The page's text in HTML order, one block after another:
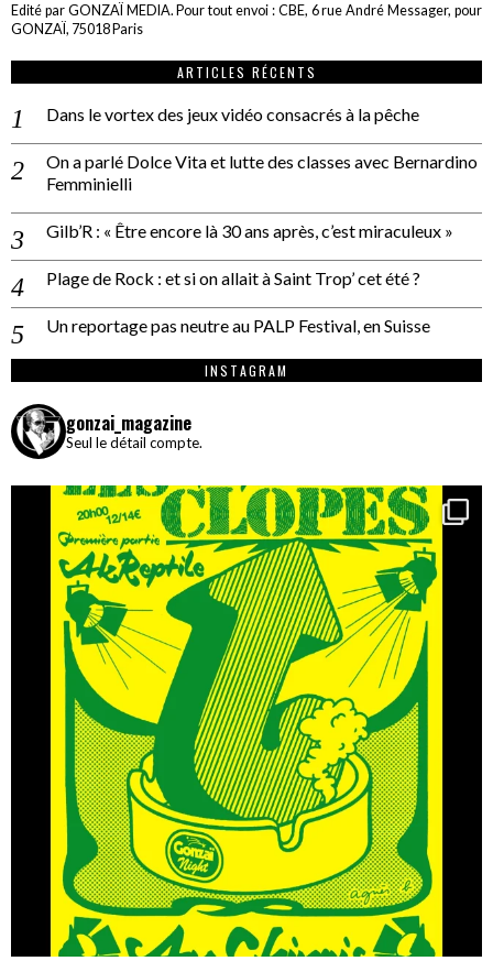
Edité par GONZAÏ MEDIA. Pour tout envoi : CBE, 6 rue André Messager, pour
GONZAÏ, 75018 Paris
ARTICLES RÉCENTS
Dans le vortex des jeux vidéo consacrés à la pêche
On a parlé Dolce Vita et lutte des classes avec Bernardino
Femminielli
Gilb’R : « Être encore là 30 ans après, c’est miraculeux »
Plage de Rock : et si on allait à Saint Trop’ cet été ?
Un reportage pas neutre au PALP Festival, en Suisse
INSTAGRAM
gonzai_magazine
Seul le détail compte.